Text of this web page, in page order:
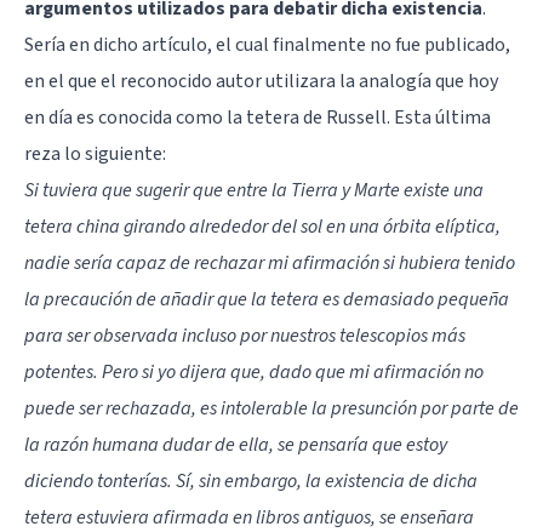
argumentos utilizados para debatir dicha existencia.
Sería en dicho artículo, el cual finalmente no fue publicado,
en el que el reconocido autor utilizara la analogía que hoy
en día es conocida como la tetera de Russell. Esta última
reza lo siguiente:
Si tuviera que sugerir que entre la Tierra y Marte existe una
tetera china girando alrededor del sol en una órbita elíptica,
nadie sería capaz de rechazar mi afirmación si hubiera tenido
la precaución de añadir que la tetera es demasiado pequeña
para ser observada incluso por nuestros telescopios más
potentes. Pero si yo dijera que, dado que mi afirmación no
puede ser rechazada, es intolerable la presunción por parte de
la razón humana dudar de ella, se pensaría que estoy
diciendo tonterías. Sí, sin embargo, la existencia de dicha
tetera estuviera afirmada en libros antiguos, se enseñara